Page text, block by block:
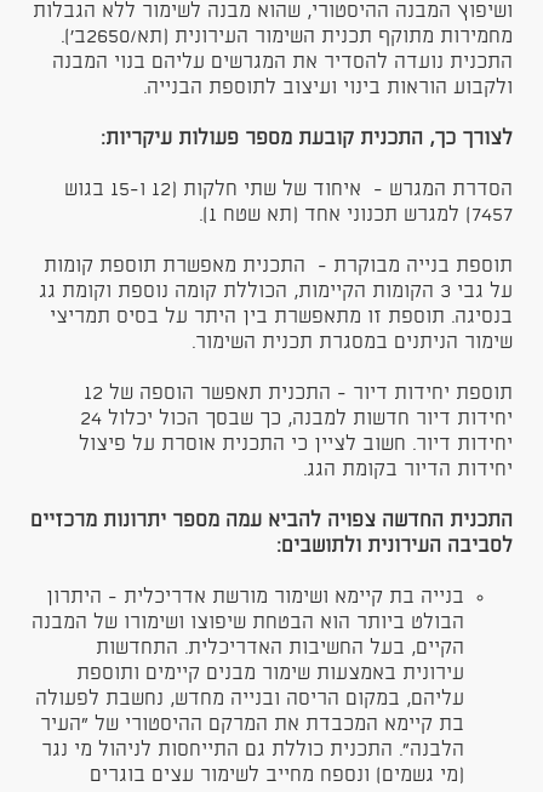
ושיפוץ המבנה ההיסטורי, שהוא מבנה לשימור ללא הגבלות
מחמירות מתוקף תכנית השימור העירונית (תא/2650ב').
התכנית נועדה להסדיר את המגרשים עליהם בנוי המבנה
ולקבוע הוראות בינוי ועיצוב לתוספת הבנייה.
לצורך כך, התכנית קובעת מספר פעולות עיקריות:
הסדרת המגרש - איחוד של שתי חלקות (12 ו-15 בגוש
7457) למגרש תכנוני אחד (תא שטח 1).
תוספת בנייה מבוקרת - התכנית מאפשרת תוספת קומות
על גבי 3 הקומות הקיימות, הכוללת קומה נוספת וקומת גג
בנסיגה. תוספת זו מתאפשרת בין היתר על בסיס תמריצי
שימור הניתנים במסגרת תכנית השימור.
תוספת יחידות דיור - התכנית תאפשר הוספה של 12
יחידות דיור חדשות למבנה, כך שבסך הכול יכלול 24
יחידות דיור. חשוב לציין כי התכנית אוסרת על פיצול
יחידות הדיור בקומת הגג.
התכנית החדשה צפויה להביא עמה מספר יתרונות מרכזיים
לסביבה העירונית ולתושבים:
בנייה בת קיימא ושימור מורשת אדריכלית - היתרון
הבולט ביותר הוא הבטחת שיפוצו ושימורו של המבנה
הקיים, בעל החשיבות האדריכלית. התחדשות
עירונית באמצעות שימור מבנים קיימים ותוספת
עליהם, במקום הריסה ובנייה מחדש, נחשבת לפעולה
בת קיימא המכבדת את המרקם ההיסטורי של "העיר
הלבנה". התכנית כוללת גם התייחסות לניהול מי נגר
(מי גשמים) ונספח מחייב לשימור עצים בוגרים